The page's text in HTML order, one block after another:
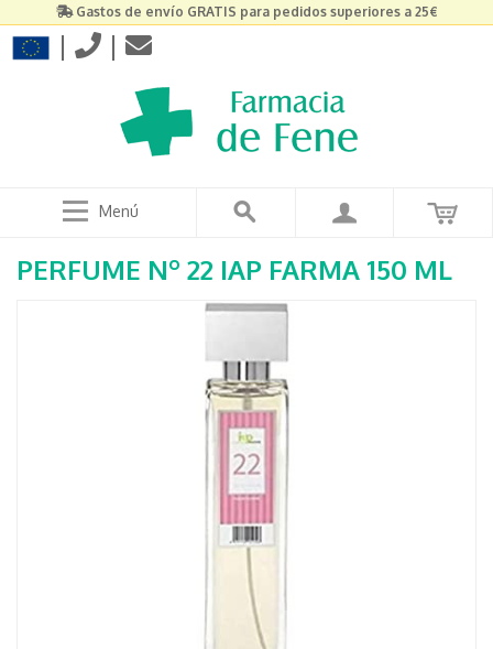
Gastos de envío GRATIS para pedidos superiores a 25€
| |
Menú
PERFUME Nº 22 IAP FARMA 150 ML